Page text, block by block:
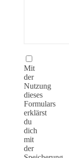
Mit
der
Nutzung
dieses
Formulars
erklärst
du
dich
mit
der